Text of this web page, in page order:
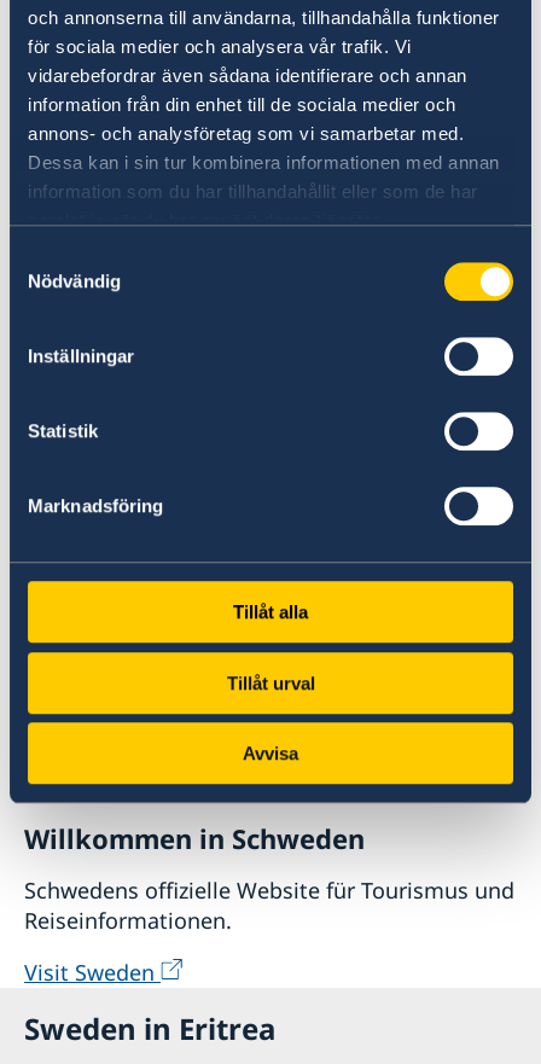
och annonserna till användarna, tillhandahålla funktioner
för sociala medier och analysera vår trafik. Vi
vidarebefordrar även sådana identifierare och annan
information från din enhet till de sociala medier och
annons- och analysföretag som vi samarbetar med.
Dessa kan i sin tur kombinera informationen med annan
information som du har tillhandahållit eller som de har
samlat in när du har använt deras tjänster.
Nödvändig
Inställningar
Statistik
Marknadsföring
Tillåt alla
Tillåt urval
Avvisa
Verdacht einer Straftat oder andere
Unregelmäßigkeiten melden (Englisch)
Entdecken Sie Schwedens
Hochschulen
Auf Studyinsweden.se finden
nötigen Informationen zur akademischen
Ausbildung in Schweden.
Study in Sweden
Willkommen in Schweden
Schwedens offizielle Website für Tourismus und
Reiseinformationen.
Visit Sweden
Sweden in Eritrea